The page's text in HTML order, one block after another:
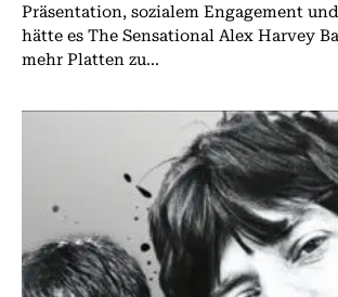
Präsentation, sozialem Engagement
hätte es The Sensational Alex Harvey
mehr Platten zu...